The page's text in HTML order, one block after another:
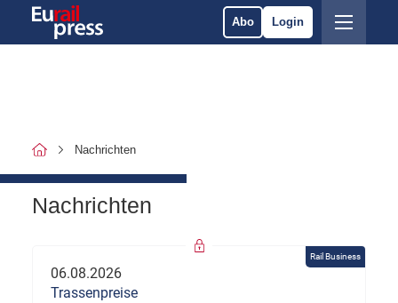
Abo Login
Nachrichten
Nachrichten
Rail Business
06.08.2026
Trassenpreise